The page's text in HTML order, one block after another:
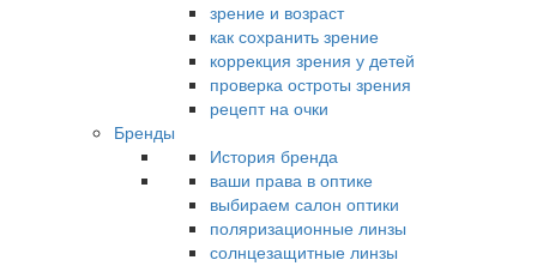
зрение и возраст
как сохранить зрение
коррекция зрения у детей
проверка остроты зрения
рецепт на очки
Бренды
История бренда
ваши права в оптике
выбираем салон оптики
поляризационные линзы
солнцезащитные линзы